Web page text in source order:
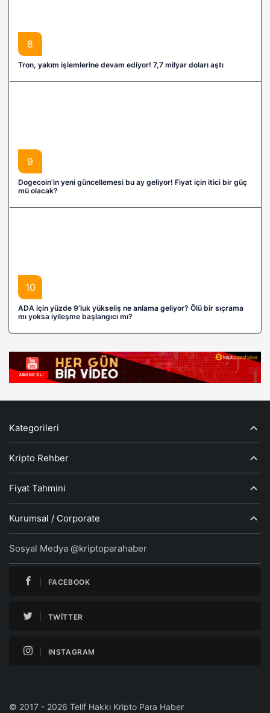
8
Tron, yakım işlemlerine devam ediyor! 7,7 milyar doları aştı
9
Dogecoin’in yeni güncellemesi bu ay geliyor! Fiyat için itici bir güç
mü olacak?
10
ADA için yüzde 9’luk yükseliş ne anlama geliyor? Ölü bir sıçrama
mı yoksa iyileşme başlangıcı mı?
Kategorileri
Kripto Rehber
Fiyat Tahmini
Kurumsal / Corporate
Sosyal Medya @kriptoparahaber
FACEBOOK
TWITTER
INSTAGRAM
© 2017 - 2026 Telif Hakkı Kripto Para Haber